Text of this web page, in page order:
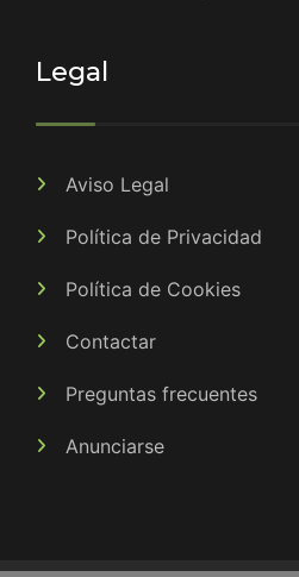
Legal
Aviso Legal
Política de Privacidad
Política de Cookies
Contactar
Preguntas frecuentes
Anunciarse